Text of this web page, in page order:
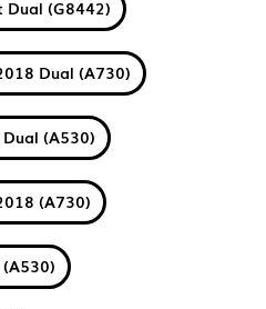
Dual (G8442)
Dual (A730)
(A530)
(A730)